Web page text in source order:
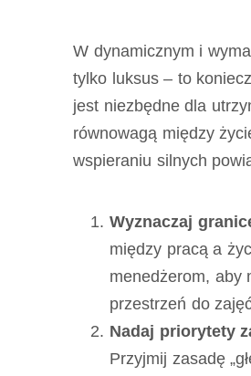
W dynamicznym i
tylko luksus – to
jest niezbędne dla
równowagą między
wspieraniu silnych
Wyznaczaj
między pracą a
menedżerom, aby
przestrzeń do
Nadaj priorytety
Przyjmij zasadę